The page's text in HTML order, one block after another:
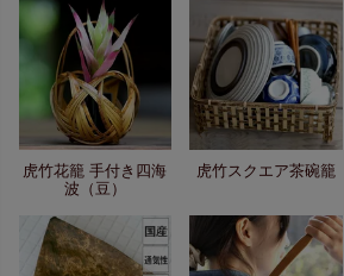
虎竹花籠 手付き四海
波（豆）
虎竹スクエア茶碗籠